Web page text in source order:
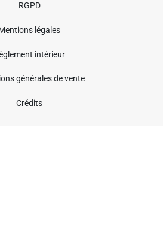
RGPD
légales
intérieur
générales de vente
Crédits